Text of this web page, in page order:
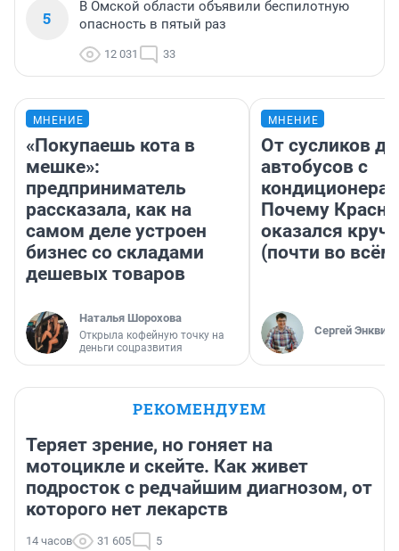
5
В Омской области объявили беспилотную
опасность в пятый раз
12 031 33
МНЕНИЕ
«Покупаешь кота в
мешке»:
предприниматель
рассказала, как на
самом деле устроен
бизнес со складами
дешевых товаров
Наталья Шорохова
Открыла кофейную точку на
деньги соцразвития
МНЕНИЕ
От сусликов до
автобусов с
Почему
оказался
(почти во
Сергей Энквист
РЕКОМЕНДУЕМ
Теряет зрение, но гоняет на
мотоцикле и скейте. Как живет
подросток с редчайшим диагнозом, от
которого нет лекарств
14 часов 31 605 5